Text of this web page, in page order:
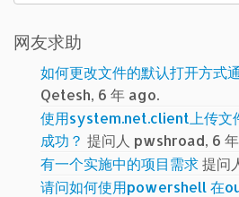
索：
网友求助
如何更改文件的默认打开方式
Qetesh, 6 年 ago.
使用system.net.client上传文
成功？ 提问人 pwshroad, 6
有一个实施中的项目需求提问
请问如何使用powershell 在